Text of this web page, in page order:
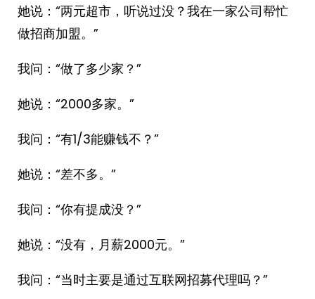
她说：“两元超市，听说过没？我在一家公司帮忙
做招商加盟。”
我问：“做了多少家？”
她说：“2000多家。”
我问：“有1/3能赚钱不？”
她说：“差不多。”
我问：“你有提成没？”
她说：“没有，月薪2000元。”
我问：“当时主要是通过互联网招募代理吗？”